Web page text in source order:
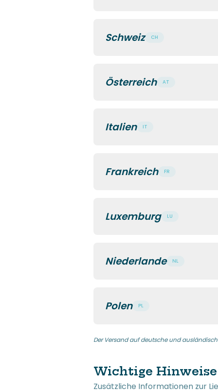
Schweiz CH
Österreich AT
Italien IT
Frankreich FR
Luxemburg LU
Niederlande NL
Polen PL
Der Versand auf deutsche und
Wichtige Hinweise
Zusätzliche Informationen zur